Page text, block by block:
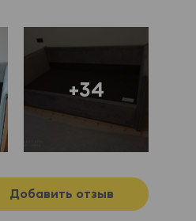
+34
Добавить отзыв